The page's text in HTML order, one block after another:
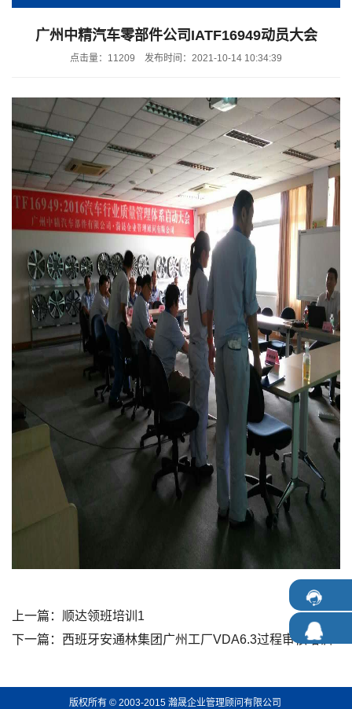
广州中精汽车零部件公司IATF16949动员大会
点击量：11209 发布时间：2021-10-14 10:34:39
上一篇： 顺达领班培训1
下一篇： 西班牙安通林集团广州工厂VDA6.3过程审核培训
版权所有 © 2003-2015 瀚晟企业管理顾问有限公司